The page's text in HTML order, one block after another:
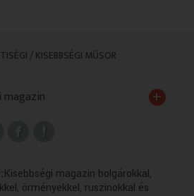
/ KISEBBSÉGI MŰSOR
+
Kisebbségi magazin bolgárokkal,
örményekkel, ruszinokkal és